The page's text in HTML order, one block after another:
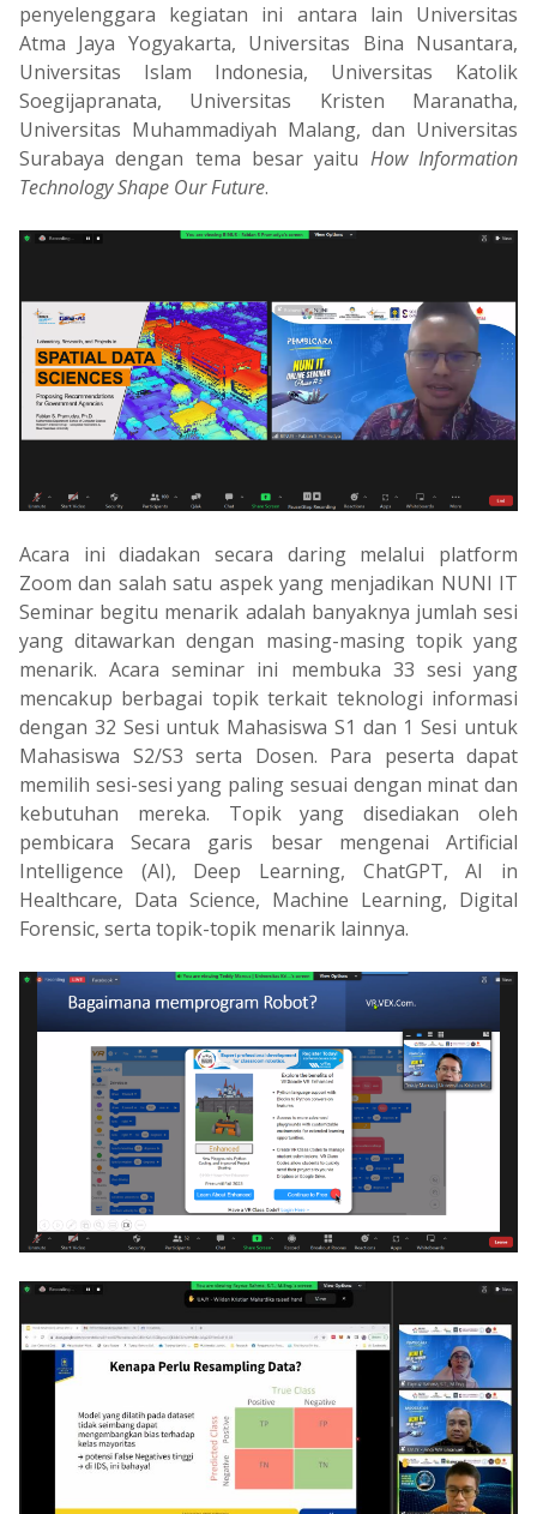
penyelenggara kegiatan ini antara lain Universitas
Atma Jaya Yogyakarta, Universitas Bina Nusantara,
Universitas Islam Indonesia, Universitas Katolik
Soegijapranata, Universitas Kristen Maranatha,
Universitas Muhammadiyah Malang, dan Universitas
Surabaya dengan tema besar yaitu How Information
Technology Shape Our Future.
Acara ini diadakan secara daring melalui platform
Zoom dan salah satu aspek yang menjadikan NUNI IT
Seminar begitu menarik adalah banyaknya jumlah sesi
yang ditawarkan dengan masing-masing topik yang
menarik. Acara seminar ini membuka 33 sesi yang
mencakup berbagai topik terkait teknologi informasi
dengan 32 Sesi untuk Mahasiswa S1 dan 1 Sesi untuk
Mahasiswa S2/S3 serta Dosen. Para peserta dapat
memilih sesi-sesi yang paling sesuai dengan minat dan
kebutuhan mereka. Topik yang disediakan oleh
pembicara Secara garis besar mengenai Artificial
Intelligence (AI), Deep Learning, ChatGPT, AI in
Healthcare, Data Science, Machine Learning, Digital
Forensic, serta topik-topik menarik lainnya.